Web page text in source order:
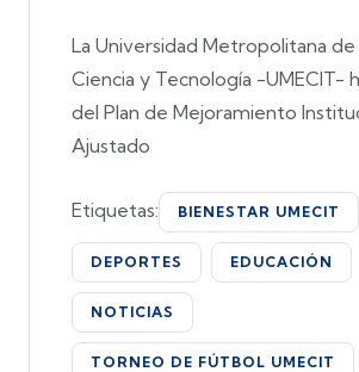
La Universidad Metropolitana de
Ciencia y Tecnología -UMECIT-
del Plan de Mejoramiento
Ajustado
Etiquetas: BIENESTAR UMECIT
DEPORTES EDUCACIÓN
NOTICIAS
TORNEO DE FÚTBOL UMECIT